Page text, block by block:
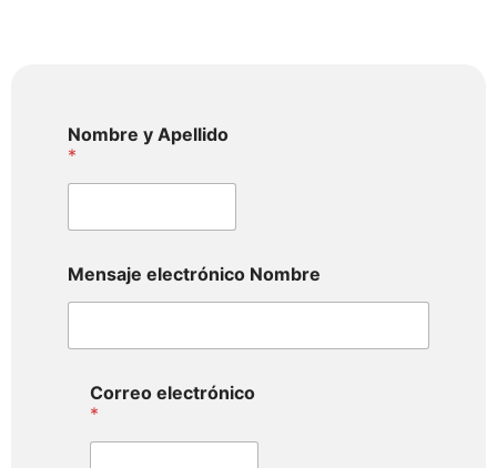
Nombre y Apellido
*
Mensaje electrónico Nombre
Correo electrónico
*